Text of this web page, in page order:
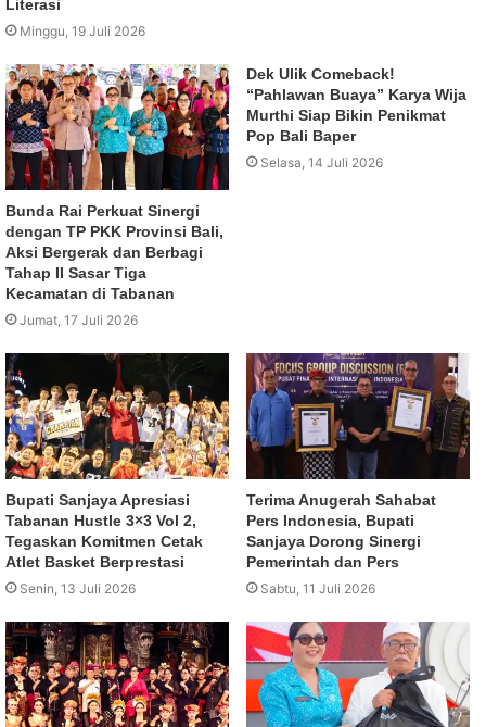
Literasi
Minggu, 19 Juli 2026
Bunda Rai Perkuat Sinergi
dengan TP PKK Provinsi Bali,
Aksi Bergerak dan Berbagi
Tahap II Sasar Tiga
Kecamatan di Tabanan
Jumat, 17 Juli 2026
Dek Ulik Comeback!
“Pahlawan Buaya” Karya Wija
Murthi Siap Bikin Penikmat
Pop Bali Baper
Selasa, 14 Juli 2026
Bupati Sanjaya Apresiasi
Tabanan Hustle 3×3 Vol 2,
Tegaskan Komitmen Cetak
Atlet Basket Berprestasi
Senin, 13 Juli 2026
Terima Anugerah Sahabat
Pers Indonesia, Bupati
Sanjaya Dorong Sinergi
Pemerintah dan Pers
Sabtu, 11 Juli 2026